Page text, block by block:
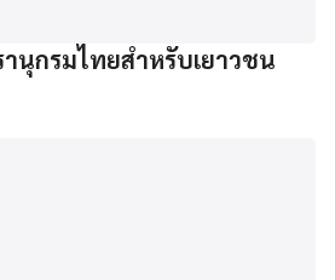
นุกรมไทยสำหรับเยาวชน